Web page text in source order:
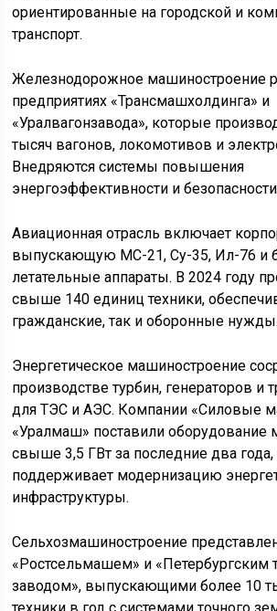
ориентированные на городской и
транспорт.
Железнодорожное машиностроение
предприятиях «Трансмашхолдинга» и
«Уралвагонзавода», которые
тысяч вагонов, локомотивов и
Внедряются системы повышения
энергоэффективности и
Авиационная отрасль включает
выпускающую МС-21, Су-35, Ил-76 и
летательные аппараты. В 2024 году
свыше 140 единиц техники,
гражданские, так и оборонные нужды.
Энергетическое машиностроение
производстве турбин, генераторов и
для ТЭС и АЭС. Компании «Силовые
«Уралмаш» поставили
свыше 3,5 ГВт за последние два года,
поддерживает модернизацию
инфраструктуры.
Сельхозмашиностроение
«Ростсельмашем» и «Петербургским
заводом», выпускающими более 10